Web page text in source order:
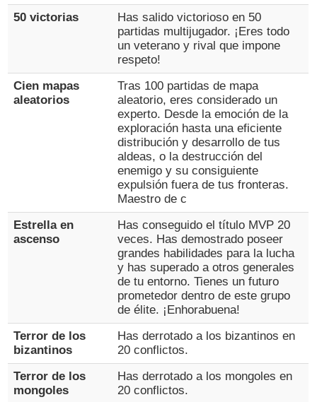
50 victorias
Has salido victorioso en 50
partidas multijugador. ¡Eres todo
un veterano y rival que impone
respeto!
Cien mapas
aleatorios
Tras 100 partidas de mapa
aleatorio, eres considerado un
experto. Desde la emoción de la
exploración hasta una eficiente
distribución y desarrollo de tus
aldeas, o la destrucción del
enemigo y su consiguiente
expulsión fuera de tus fronteras.
Maestro de c
Estrella en
ascenso
Has conseguido el título MVP 20
veces. Has demostrado poseer
grandes habilidades para la lucha
y has superado a otros generales
de tu entorno. Tienes un futuro
prometedor dentro de este grupo
de élite. ¡Enhorabuena!
Terror de los
bizantinos
Has derrotado a los bizantinos en
20 conflictos.
Terror de los
mongoles
Has derrotado a los mongoles en
20 conflictos.